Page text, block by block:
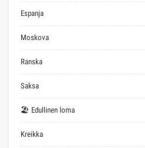
Espanja
Moskova
Ranska
Saksa
🏖 Edullinen loma
Kreikka